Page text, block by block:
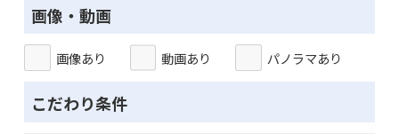
画像・動画
画像あり 動画あり パノラマあり
こだわり条件